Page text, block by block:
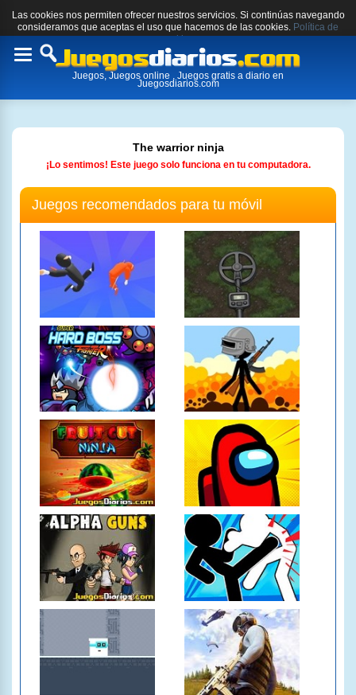
Las cookies nos permiten ofrecer nuestros servicios. Si continúas navegando
consideramos que aceptas el uso que hacemos de las cookies. Política de
cookies.
Toggle
Juegos, Juegos online , Juegos gratis a diario en
Juegosdiarios.com
The warrior ninja
¡Lo sentimos! Este juego solo funciona en tu computadora.
Juegos recomendados para tu móvil